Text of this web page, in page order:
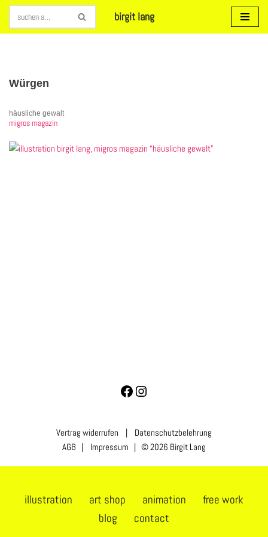
Zum
birgit lang
Würgen
häusliche gewalt
migros magazin
Vertrag widerrufen | Datenschutzbelehrung
AGB | Impressum | © 2026 Birgit Lang
illustration art shop animation
free work
blog
contact